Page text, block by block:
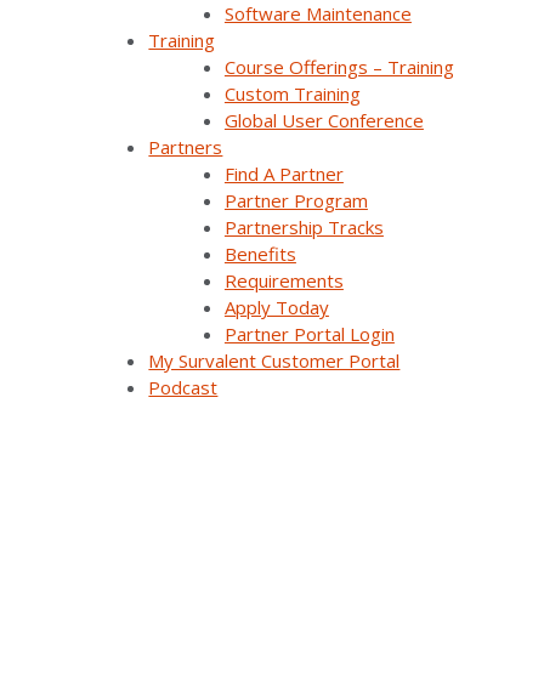
Software Maintenance
Training
Course Offerings – Training
Custom Training
Global User Conference
Partners
Find A Partner
Partner Program
Partnership Tracks
Benefits
Requirements
Apply Today
Partner Portal Login
My Survalent Customer Portal
Podcast
La plataforma ADMS totalmente integrada de SurvalentONE®
integra, gestiona y procesa eficientemente datos de una
amplia gama de fuentes y es conocida por aumentar la
seguridad, mejorar la confiabilidad y disminuir la duración de
las interrupciones para las empresas de servicios públicos a
un costo razonable, lo que la hace adecuada para empresas
de todos los tamaños. La solución DERMS de Survalent
permite la operación segura y eficiente de los recursos
energéticos distribuidos, eliminando el costo de mantener
sistemas separados y garantizando que los activos
renovables funcionen con la máxima eficiencia.
Steve Mueller, CEO de Survalent, declaró: “Estamos
entusiasmados por ofrecer esta solución integral, la primera
en su clase, para apoyar el suministro de energía limpia y